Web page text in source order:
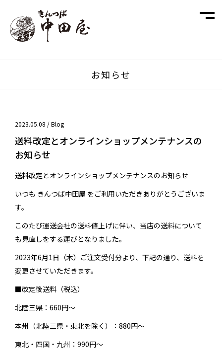
お知らせ
2023.05.08 /Blog
送料改定とオンラインショップメンテナンスの
お知らせ
送料改定とオンラインショップメンテナンスのお知らせ
いつも きんつば中田屋 をご利用いただきありがとうございま
す。
このたび運送会社の送料値上げに伴い、当店の送料について
も見直しをする運びとなりました。
2023年6月1日（木）ご注文受付分より、下記の通り、送料を
変更させていただきます。
■改定後送料（税込）
北陸三県：660円～
本州（北陸三県・東北を除く）：880円～
東北・四国・九州：990円～